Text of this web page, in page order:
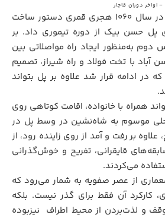
دوران قاجار
شاه عباس دوم صفوی در سال ۱۰۶۰ هجری قمری دستور ساخت
پل حسن بیک از دوره تیموری داد. بر
دوم به‌منظور ایجاد راه مواصلاتی بین
آباد با تخت فولاد و راه شیراز، تصمیم
در ادامه قرار شد علاوه بر پل بتواند
همراه با خانواده، اقامت کوتاهی روی
موسوم به شاه‌نشین در وسط پل در
بر رفت و آمد از روی زاینده رود، از
قایقرانی، تفریح و خوش‌گذرانی
می‌کردند.
از عصر صفویه به شمار می‌رود که
کارکرد آن فقط برای گذر نیست. بلکه
و لذت‌بردن از محیط اطراف نیزبوده